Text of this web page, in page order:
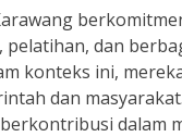
pelatihan, dan
konteks ini,
dan
dalam